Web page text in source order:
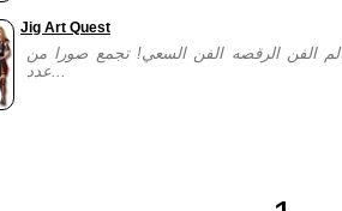
Jig Art Quest
الفن الرقصه الفن السعي! تجمع صورا من
عدد...